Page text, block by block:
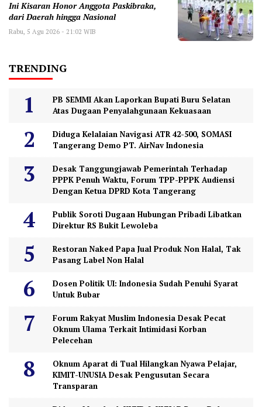
Ini Kisaran Honor Anggota Paskibraka,
dari Daerah hingga Nasional
Rabu, 5 Agu 2026 - 21:02 WIB
TRENDING
PB SEMMI Akan Laporkan Bupati Buru Selatan
Atas Dugaan Penyalahgunaan Kekuasaan
Diduga Kelalaian Navigasi ATR 42-500, SOMASI
Tangerang Demo PT. AirNav Indonesia
Desak Tanggungjawab Pemerintah Terhadap
PPPK Penuh Waktu, Forum TPP-PPPK Audiensi
Dengan Ketua DPRD Kota Tangerang
Publik Soroti Dugaan Hubungan Pribadi Libatkan
Direktur RS Bukit Lewoleba
Restoran Naked Papa Jual Produk Non Halal, Tak
Pasang Label Non Halal
Dosen Politik UI: Indonesia Sudah Penuhi Syarat
Untuk Bubar
Forum Rakyat Muslim Indonesia Desak Pecat
Oknum Ulama Terkait Intimidasi Korban
Pelecehan
Oknum Aparat di Tual Hilangkan Nyawa Pelajar,
KIMIT-UNUSIA Desak Pengusutan Secara
Transparan